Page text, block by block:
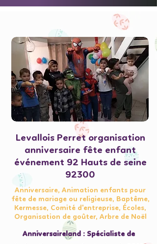
Levallois Perret organisation
anniversaire fête enfant
événement 92 Hauts de seine
92300
Anniversaire, Animation enfants pour
fête de mariage ou religieuse, Baptême,
Kermesse, Comité d'entreprise, Écoles,
Organisation de goûter, Arbre de Noël
Anniversaireland : Spécialiste de